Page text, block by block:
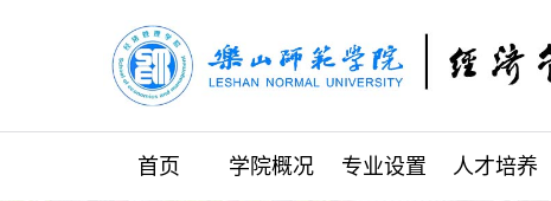
首页 学院概况 专业设置 人才培养